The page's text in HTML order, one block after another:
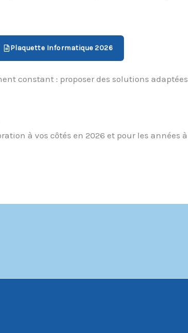
Plaquette Informatique 2026
constant : proposer des solutions
à vos côtés en 2026 et pour les années